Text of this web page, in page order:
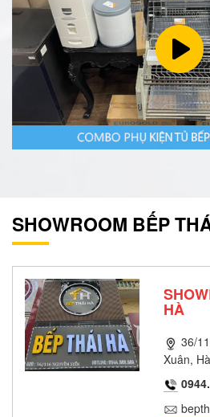
SHOWROOM BẾP
HÀ
36/
Xuân,